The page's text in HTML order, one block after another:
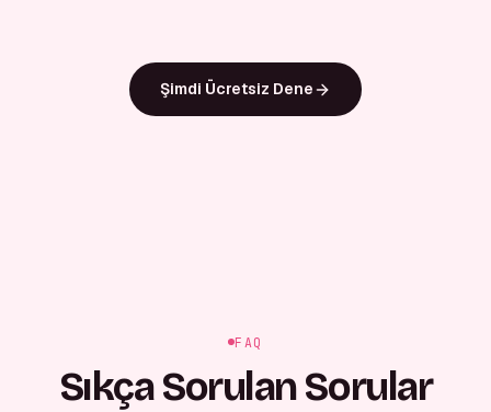
Şimdi Ücretsiz Dene
FAQ
Sıkça Sorulan Sorular